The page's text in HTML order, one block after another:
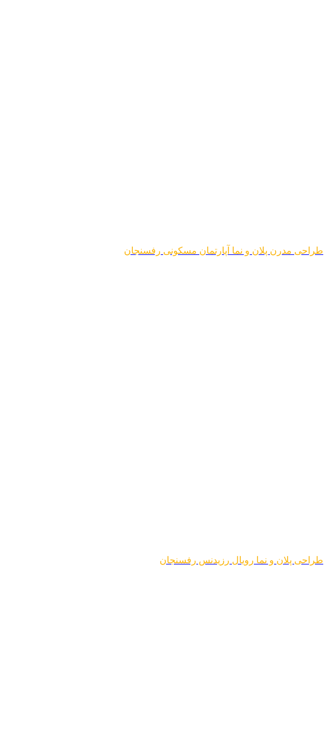
طراحی مدرن پلان و نما آپارتمان مسکونی رفسنجان
طراحی پلان و نما رویال رزیدنس رفسنجان